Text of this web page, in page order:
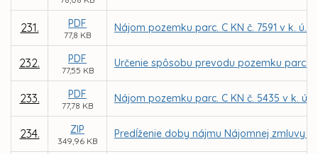
231. PDF
77,8 KB
Nájom pozemku parc. C KN č. 7591 v k.
232. PDF
77,55 KB
Určenie spôsobu prevodu pozemku parc.
233. PDF
77,78 KB
Nájom pozemku parc. C KN č. 5435 v k.
234. ZIP
349,96 KB
Predĺženie doby nájmu Nájomnej zmluvy